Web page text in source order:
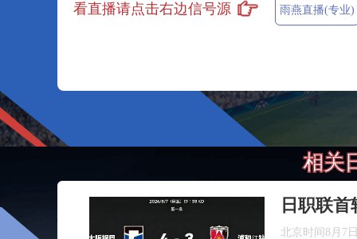
看直播请点击右边信号源 雨燕直播(专业)
相关
日职联
北京时间8月7